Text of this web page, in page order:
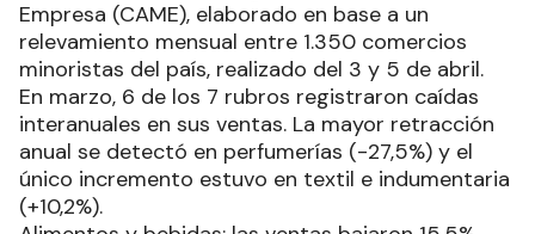
Empresa (CAME), elaborado en base a un
relevamiento mensual entre 1.350 comercios
minoristas del país, realizado del 3 y 5 de abril.
En marzo, 6 de los 7 rubros registraron caídas
interanuales en sus ventas. La mayor retracción
anual se detectó en perfumerías (-27,5%) y el
único incremento estuvo en textil e indumentaria
(+10,2%).